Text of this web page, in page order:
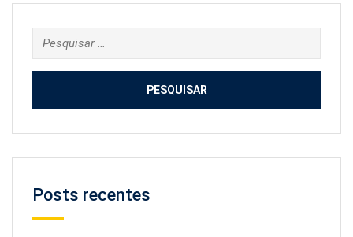
Pesquisar
por:
Posts recentes